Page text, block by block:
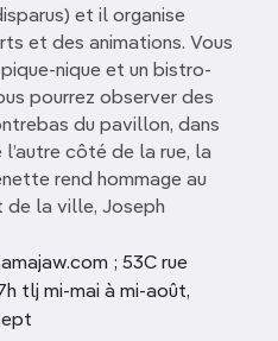
et il organise
et des animations. Vous
nique et un bistro-
pourrez observer des
du pavillon, dans
côté de la rue, la
rend hommage au
de la ville, Joseph
; 53C rue
tlj mi-mai à mi-août,